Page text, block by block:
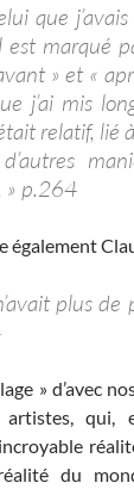
que j’avais
est marqué
» et «
j’ai mis
relatif, lié
» p.264
également
plus de
» d’avec
qui,
du